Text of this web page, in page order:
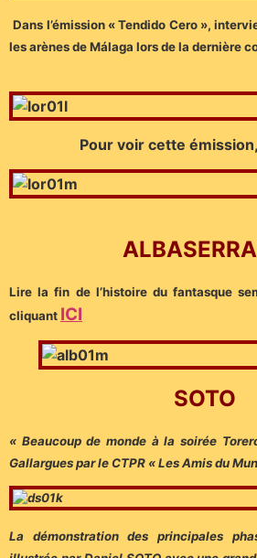
Dans l’émission « Tendido Cero »,
les arènes de Málaga lors de la dernière
Pour voir cette
Lire la fin de l’histoire du fantasque
cliquant ICI
SOTO
« Beaucoup de monde à la soirée
Gallargues par le CTPR « Les Amis du
La démonstration des principales